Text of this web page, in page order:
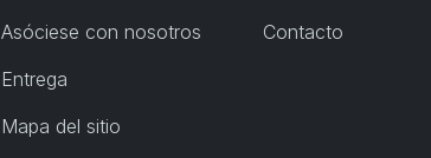
Asóciese con nosotros
Entrega
Mapa del sitio
Contacto